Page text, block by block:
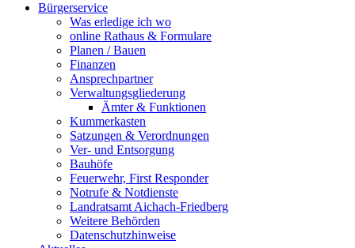
Bürgerservice
Was erledige ich wo
online Rathaus & Formulare
Planen / Bauen
Finanzen
Ansprechpartner
Verwaltungsgliederung
Ämter & Funktionen
Kummerkasten
Satzungen & Verordnungen
Ver- und Entsorgung
Bauhöfe
Feuerwehr, First Responder
Notrufe & Notdienste
Landratsamt Aichach-Friedberg
Weitere Behörden
Datenschutzhinweise